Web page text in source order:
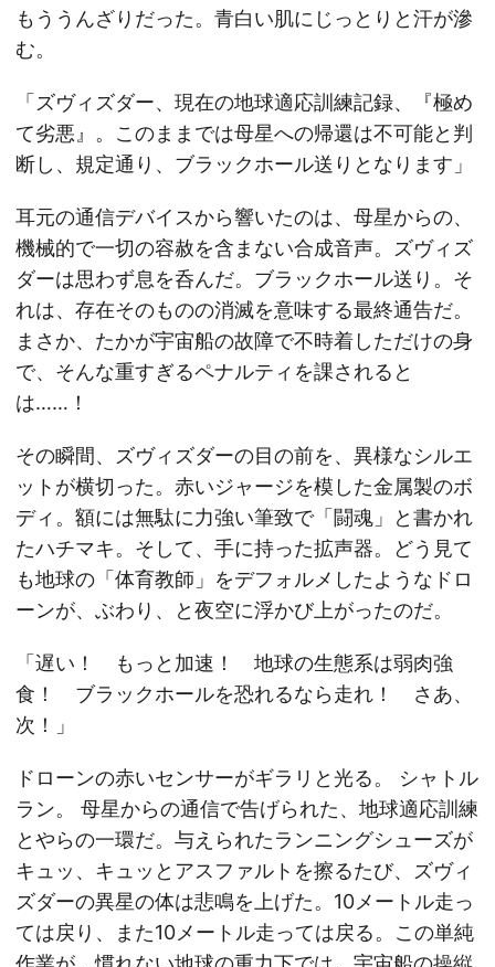
もううんざりだった。青白い肌にじっとりと汗が滲
む。
「ズヴィズダー、現在の地球適応訓練記録、『極め
て劣悪』。このままでは母星への帰還は不可能と判
断し、規定通り、ブラックホール送りとなります」
耳元の通信デバイスから響いたのは、母星からの、
機械的で一切の容赦を含まない合成音声。ズヴィズ
ダーは思わず息を呑んだ。ブラックホール送り。そ
れは、存在そのものの消滅を意味する最終通告だ。
まさか、たかが宇宙船の故障で不時着しただけの身
で、そんな重すぎるペナルティを課されると
は……！
その瞬間、ズヴィズダーの目の前を、異様なシルエ
ットが横切った。赤いジャージを模した金属製のボ
ディ。額には無駄に力強い筆致で「闘魂」と書かれ
たハチマキ。そして、手に持った拡声器。どう見て
も地球の「体育教師」をデフォルメしたようなドロ
ーンが、ぶわり、と夜空に浮かび上がったのだ。
「遅い！ もっと加速！ 地球の生態系は弱肉強
食！ ブラックホールを恐れるなら走れ！ さあ、
次！」
ドローンの赤いセンサーがギラリと光る。 シャトル
ラン。 母星からの通信で告げられた、地球適応訓練
とやらの一環だ。与えられたランニングシューズが
キュッ、キュッとアスファルトを擦るたび、ズヴィ
ズダーの異星の体は悲鳴を上げた。10メートル走っ
ては戻り、また10メートル走っては戻る。この単純